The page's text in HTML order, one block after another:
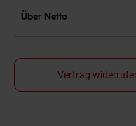
Über Netto
Vertrag